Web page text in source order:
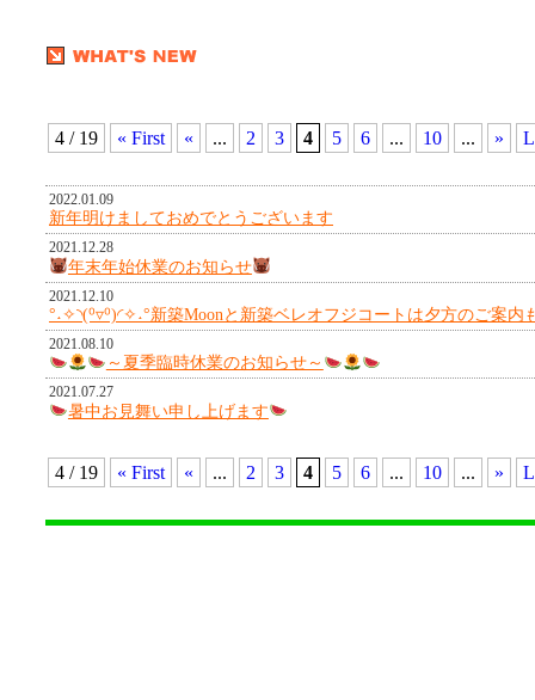
4 / 19 « First « ... 2 3 4 5 6 ... 10 ... »
2022.01.09
新年明けましておめでとうございます
2021.12.28
年末年始休業のお知らせ
2021.12.10
°˖✧◝(⁰▿⁰)◜✧˖°新築Moonと新築ベレオフジコートは夕方のご案
2021.08.10
～夏季臨時休業のお知らせ～
2021.07.27
暑中お見舞い申し上げます
4 / 19 « First « ... 2 3 4 5 6 ... 10 ... »